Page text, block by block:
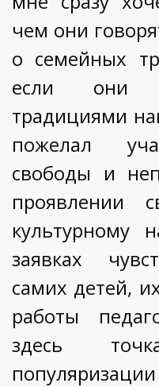
чем они
о семейных
если они
традициями
пожелал
свободы и
проявлении
культурному
заявках
самих детей,
работы
здесь